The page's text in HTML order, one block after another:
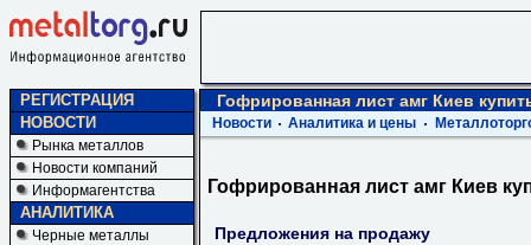
РЕГИСТРАЦИЯ
НОВОСТИ
Рынка металлов
Новости компаний
Информагентства
АНАЛИТИКА
Черные металлы
Гофрированная лист амг Киев
Новости Аналитика и цены
Гофрированная лист амг Киев
Предложения на продажу